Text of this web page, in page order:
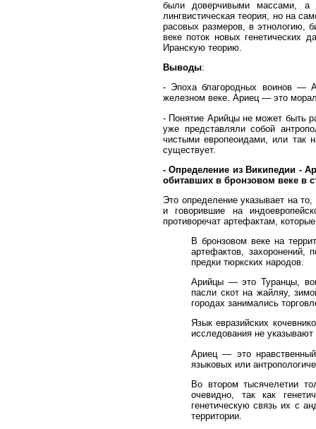
были доверчивыми массами, а
лингвистическая теория, но на
расовых размеров, в этнологию,
веке поток новых генетических
Иранскую теорию.
Выводы:
- Эпоха благородных воинов —
железном веке. Ариец — это
- Понятие Арийцы не может быть
уже представляли собой
чистыми европеоидами, или так
существует.
- Определение из Википедии -
обитавших в бронзовом веке в
Это определение указывает на
и говорившие на
противоречат артефактам,
В бронзовом веке на
артефактов, захоронений,
предки тюркских народов.
Арийцы — это Туранцы,
пасли скот на жайляу,
городах занимались
Язык евразийских
исследования не
Ариец — это
языковых или
Во втором тысячелетии
очевидно, так как
генетическую связь их с
территории.